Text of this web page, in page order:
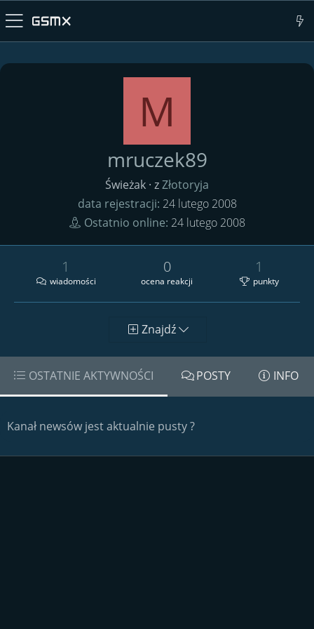
M
mruczek89
Świeżak · zZłotoryja
data rejestracji 24 lutego 2008
Ostatnio online 24 lutego 2008
wiadomości
1
ocena reakcji
0
punkty
1
Znajdź
OSTATNIE AKTYWNOŚCI POSTY INFO
Kanał newsów jest aktualnie pusty ?